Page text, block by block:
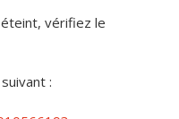
vérifiez le
: